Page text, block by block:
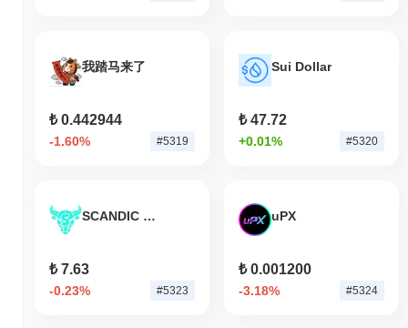
我踏马来了
₺ 0.442944
-1.60% #5319
Sui Dollar
₺ 47.72
+0.01% #5320
SCANDIC COIN
₺ 7.63
-0.23% #5323
uPX
₺ 0.001200
-3.18% #5324